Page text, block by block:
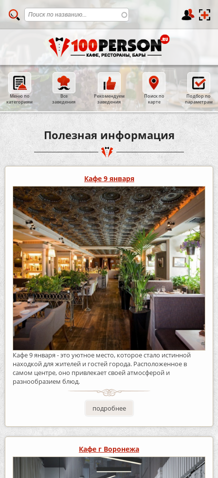
Меню по
категориям
Все
заведения
Рекомендуем
заведения
Поиск по
карте
Подбор по
параметрам
Полезная информация
Кафе 9 января
Кафе 9 января - это уютное место, которое стало истинной
находкой для жителей и гостей города. Расположенное в
самом центре, оно привлекает своей атмосферой и
разнообразием блюд.
подробнее
Кафе г Воронежа